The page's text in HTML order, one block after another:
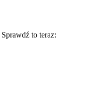
Sprawdź to teraz: